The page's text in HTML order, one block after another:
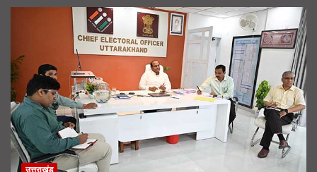
उत्तराखंड